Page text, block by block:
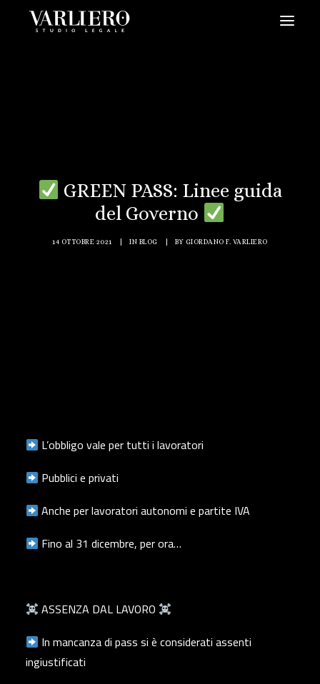
VIDEO
PRENDI UN APPUNTAMENTO
GREEN PASS: Linee guida
del Governo
14 OTTOBRE 2021 IN BLOG BY GIORDANO F. VARLIERO
L’obbligo vale per tutti i lavoratori
Pubblici e privati
Anche per lavoratori autonomi e partite IVA
Fino al 31 dicembre, per ora…
ASSENZA DAL LAVORO
In mancanza di pass si è considerati assenti
ingiustificati